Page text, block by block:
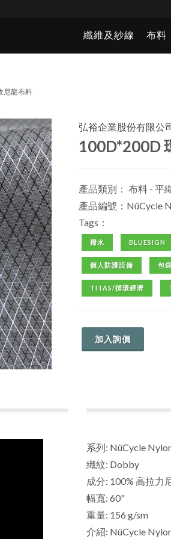
纖維及紗線 布料
尼龍布料
弘裕企業股份有限公
100D*200D
產品類別： 布料 - 平
產品編號：NüCycle
Tags：
撥水 BLUESIGN
個人防護設備 包
TITAS/循環經濟
加入詢價
系列: NüCycle
織紋: Dobby
成分: 100% 高拉力
幅寬: 60"
重量: 156 g/sm
介紹: NüCycle